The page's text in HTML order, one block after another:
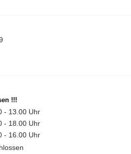
!!!
- 13.00 Uhr
- 18.00 Uhr
- 16.00 Uhr